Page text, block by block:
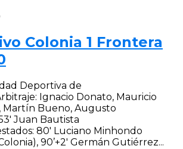
Colonia 1 Frontera
Deportiva de
Ignacio Donato, Mauricio
Martín Bueno, Augusto
Juan Bautista
80′ Luciano Minhondo
90’+2′ Germán Gutiérrez...